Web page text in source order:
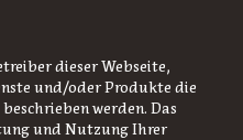
dieser Webseite,
und/oder Produkte die
werden. Das
und Nutzung Ihrer